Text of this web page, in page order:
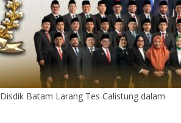
Disdik Batam Larang Tes Calistung dalam